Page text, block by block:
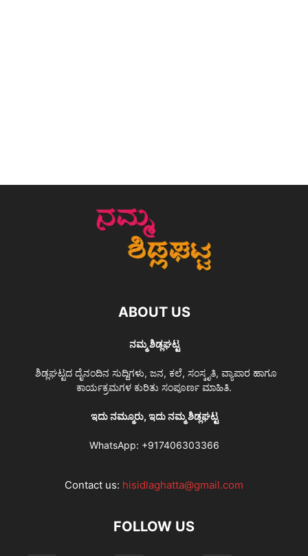
ABOUT US
ನಮ್ಮ ಶಿಡ್ಲಘಟ್ಟ
ಶಿಡ್ಲಘಟ್ಟದ ದೈನಂದಿನ ಸುದ್ದಿಗಳು, ಜನ, ಕಲೆ, ಸಂಸ್ಕೃತಿ, ವ್ಯಾಪಾರ ಹಾಗೂ
ಕಾರ್ಯಕ್ರಮಗಳ ಕುರಿತು ಸಂಪೂರ್ಣ ಮಾಹಿತಿ.
ಇದು ನಮ್ಮೂರು, ಇದು ನಮ್ಮ ಶಿಡ್ಲಘಟ್ಟ
WhatsApp: +917406303366
Contact us: hisidlaghatta@gmail.com
FOLLOW US